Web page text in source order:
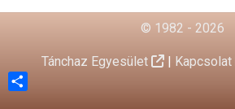
© 1982 - 2026
Tánchaz Egyesület | Kapcsolat